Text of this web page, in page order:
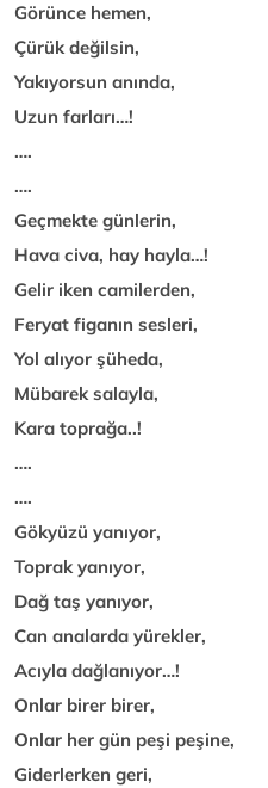
Görünce hemen,
Çürük değilsin,
Yakıyorsun anında,
Uzun farları…!
….
….
Geçmekte günlerin,
Hava civa, hay hayla…!
Gelir iken camilerden,
Feryat figanın sesleri,
Yol alıyor şüheda,
Mübarek salayla,
Kara toprağa..!
….
….
Gökyüzü yanıyor,
Toprak yanıyor,
Dağ taş yanıyor,
Can analarda yürekler,
Acıyla dağlanıyor…!
Onlar birer birer,
Onlar her gün peşi peşine,
Giderlerken geri,